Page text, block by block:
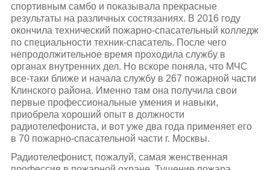
спортивным самбо и показывала прекрасные
результаты на различных состязаниях. В 2016 году
окончила технический пожарно-спасательный колледж
по специальности техник-спасатель. После чего
непродолжительное время проходила службу в
органах внутренних дел. Но вскоре поняла, что МЧС
все-таки ближе и начала службу в 267 пожарной части
Клинского района. Именно там она получила свои
первые профессиональные умения и навыки,
приобрела хороший опыт в должности
радиотелефониста, и вот уже два года применяет его
в 70 пожарно-спасательной части г. Москвы.
Радиотелефонист, пожалуй, самая женственная